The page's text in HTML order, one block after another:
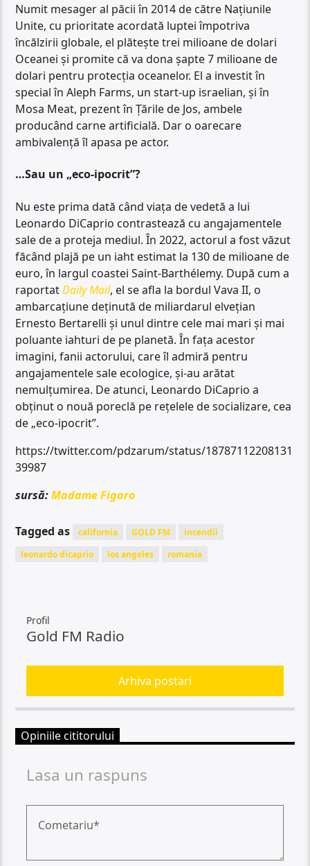
Numit mesager al păcii în 2014 de către Națiunile
Unite, cu prioritate acordată luptei împotriva
încălzirii globale, el plătește trei milioane de dolari
Oceanei și promite că va dona șapte 7 milioane de
dolari pentru protecția oceanelor. El a investit în
special în Aleph Farms, un start-up israelian, și în
Mosa Meat, prezent în Țările de Jos, ambele
producând carne artificială. Dar o oarecare
ambivalență îl apasa pe actor.
…Sau un „eco-ipocrit”?
Nu este prima dată când viața de vedetă a lui
Leonardo DiCaprio contrastează cu angajamentele
sale de a proteja mediul. În 2022, actorul a fost văzut
făcând plajă pe un iaht estimat la 130 de milioane de
euro, în largul coastei Saint-Barthélemy. După cum a
raportatDaily Mail, el se afla la bordul Vava II, o
ambarcațiune deținută de miliardarul elvețian
Ernesto Bertarelli și unul dintre cele mai mari și mai
poluante iahturi de pe planetă. În fața acestor
imagini, fanii actorului, care îl admiră pentru
angajamentele sale ecologice, și-au arătat
nemulțumirea. De atunci, Leonardo DiCaprio a
obținut o nouă poreclă pe rețelele de socializare, cea
de „eco-ipocrit”.
https://twitter.com/pdzarum/status/18787112208131
39987
sursă:Madame Figaro
Tagged as california GOLD FM
incendii
leonardo dicaprio
los angeles romania
Profil
Gold FM Radio
Arhiva postari
Opiniile cititorului
Lasa un raspuns